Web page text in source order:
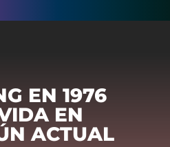
EN 1976
EN
ACTUAL